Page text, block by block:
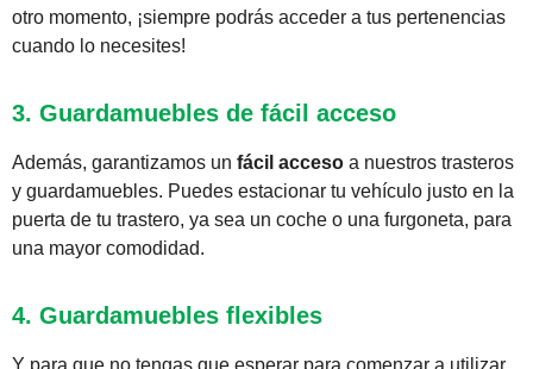
otro momento, ¡siempre podrás acceder a tus pertenencias
cuando lo necesites!
3. Guardamuebles de fácil acceso
Además, garantizamos un fácil acceso a nuestros trasteros
y guardamuebles. Puedes estacionar tu vehículo justo en la
puerta de tu trastero, ya sea un coche o una furgoneta, para
una mayor comodidad.
4. Guardamuebles flexibles